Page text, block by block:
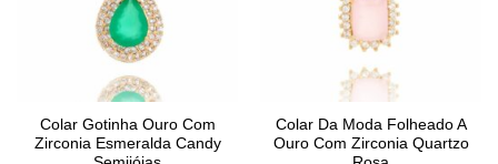
Colar Gotinha Ouro Com
Zirconia Esmeralda Candy
Colar Da Moda Folheado A
Ouro Com Zirconia Quartzo